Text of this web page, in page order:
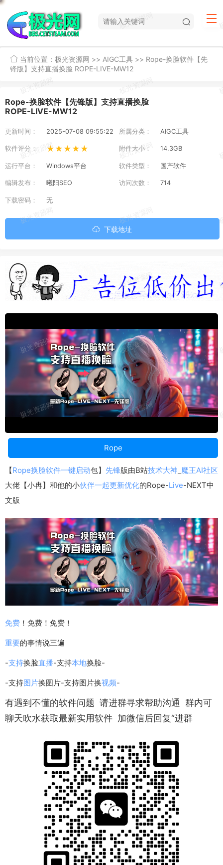
当前位置： 极光资源网 >> AIGC工具 >> Rope-换脸软件【先
锋版】支持直播换脸 ROPE-LIVE-MW12
Rope-换脸软件【先锋版】支持直播换脸
ROPE-LIVE-MW12
更新时间： 2025-07-08 09:55:22 所属分类： AIGC工具
软件评分： ★★★★★ 附件大小： 14.3GB
运行平台： Windows平台 软件类型： 国产软件
编辑发布： 曦阳SEO 访问次数： 714
下载密码： 无
下载地址
Rope
【Rope换脸软件一键启动包】 先锋版由B站技术大神 魔王AI社区
大佬【小冉】和他的小伙伴一起更新优化的Rope-Live-NEXT中
文版
免费 ！免费！免费！
重要的事情说三遍
-支持换脸直播-支持本地换脸-
-支持图片换图片-支持图片换视频-
有遇到不懂的软件问题 请进群寻求帮助沟通 群内可
聊天吹水获取最新实用软件 加微信后回复“进群